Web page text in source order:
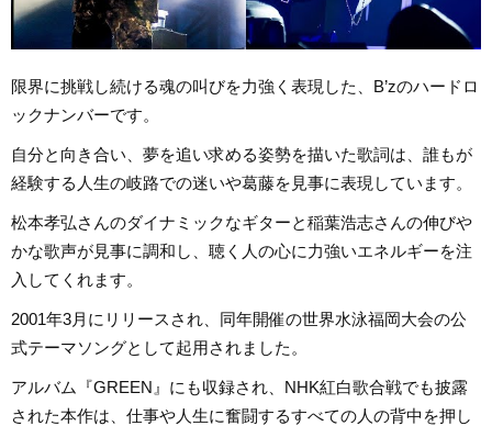
限界に挑戦し続ける魂の叫びを力強く表現した、B’zのハードロ
ックナンバーです。
自分と向き合い、夢を追い求める姿勢を描いた歌詞は、誰もが
経験する人生の岐路での迷いや葛藤を見事に表現しています。
松本孝弘さんのダイナミックなギターと稲葉浩志さんの伸びや
かな歌声が見事に調和し、聴く人の心に力強いエネルギーを注
入してくれます。
2001年3月にリリースされ、同年開催の世界水泳福岡大会の公
式テーマソングとして起用されました。
アルバム『GREEN』にも収録され、NHK紅白歌合戦でも披露
された本作は、仕事や人生に奮闘するすべての人の背中を押し